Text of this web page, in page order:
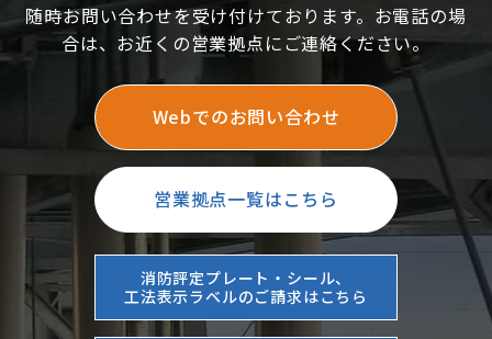
随時お問い合わせを受け付けております。お電話の場
合は、お近くの営業拠点にご連絡ください。
Webでのお問い合わせ
営業拠点一覧はこちら
消防評定プレート・シール、
工法表示ラベルのご請求はこちら